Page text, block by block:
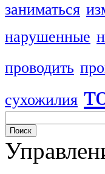
заниматься
нарушенные
проводить
сухожилия